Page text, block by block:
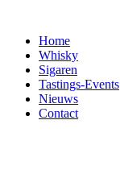
Home
Whisky
Sigaren
Tastings-Events
Nieuws
Contact